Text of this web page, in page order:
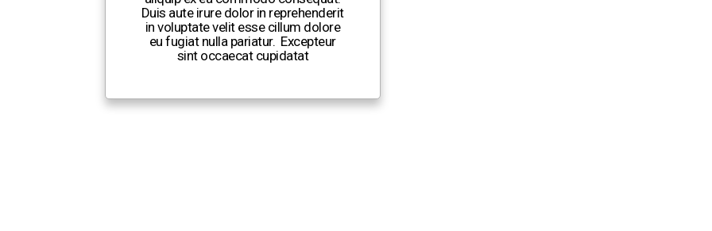
Duis aute irure dolor in reprehenderit
in voluptate velit esse cillum dolore
eu fugiat nulla pariatur. Excepteur
sint occaecat cupidatat